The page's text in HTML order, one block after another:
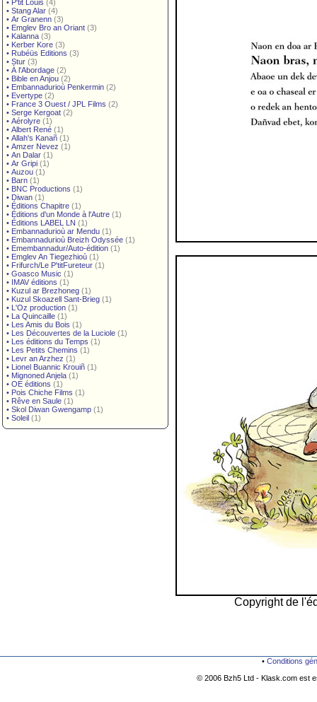
• P'tit Louis (4)
• Stang Alar (4)
• Ar Granenn (3)
• Emglev Bro an Oriant (3)
• Kalanna (3)
• Kerber Kore (3)
• Rubéüs Editions (3)
• Stur (3)
• À l'Abordage (2)
• Bible en Anjou (2)
• Embannadurioù Penkermin (2)
• Evertype (2)
• France 3 Ouest / JPL Films (2)
• Serge Kergoat (2)
• Aérolyre (1)
• Albert René (1)
• Allah's Kanañ (1)
• Amzer Nevez (1)
• An Dalar (1)
• Ar Gripi (1)
• Auzou (1)
• Barn (1)
• BNC Productions (1)
• Diwan (1)
• Éditions Chapitre (1)
• Éditions d'un Monde à l'Autre (1)
• Éditions LABEL LN (1)
• Embannadurioù ar Mendu (1)
• Embannadurioù Breizh Odyssée (1)
• Emembannadur/Auto-édition (1)
• Emglev An Tiegezhioù (1)
• Frifurch/Le P'titFureteur (1)
• Goasco Music (1)
• IMAV éditions (1)
• Kuzul ar Brezhoneg (1)
• Kuzul Skoazell Sant-Brieg (1)
• L'Oz production (1)
• La Quincaille (1)
• Les Amis du Bois (1)
• Les Découvertes de la Luciole (1)
• Les éditions du Temps (1)
• Les Petits Chemins (1)
• Levr an Arzhez (1)
• Lionel Buannic Krouiñ (1)
• Mignoned Anjela (1)
• OE éditions (1)
• Pois Chiche Films (1)
• Rêve en Saule (1)
• Skol Diwan Gwengamp (1)
• Soleil (1)
Copyright de
•Conditions
© 2006 Bzh5 Ltd - Klask.com est